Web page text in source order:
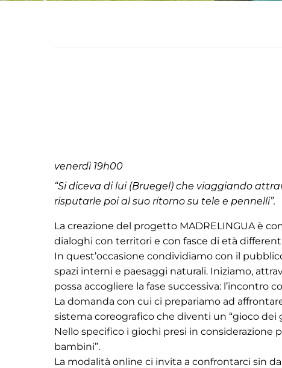
venerdì 19h00
“Si diceva di lui (Bruegel) che viaggiando
risputarle poi al suo ritorno su tele e pennelli”.
La creazione del progetto MADRELINGUA è
dialoghi con territori e con fasce di età
In quest’occasione condividiamo con il
spazi interni e paesaggi naturali. Iniziamo,
possa accogliere la fase successiva: l’incontro
La domanda con cui ci prepariamo ad
sistema coreografico che diventi un “gioco dei
Nello specifico i giochi presi in considerazione
bambini”.
La modalità online ci invita a confrontarci sin